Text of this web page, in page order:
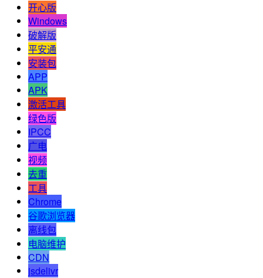
开心版
Windows
破解版
平安通
安装包
APP
APK
激活工具
绿色版
IPCC
广电
视频
去重
工具
Chrome
谷歌浏览器
离线包
电脑维护
CDN
jsdelivr